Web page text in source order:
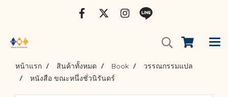
หน้าแรก สินค้าทั้งหมด Book
วรรณกรรมแปล
หนังสือ ขณะหนึ่งชั่วนิรันดร์